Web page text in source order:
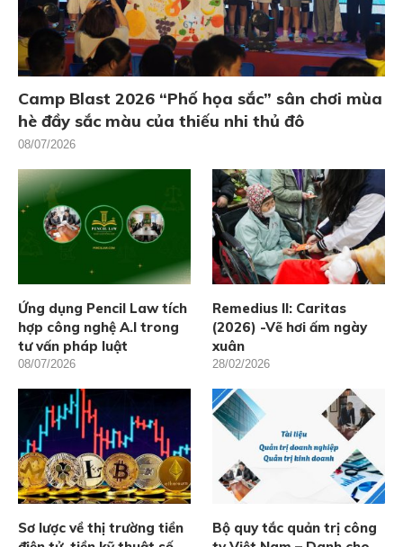
Camp Blast 2026 “Phố họa sắc” sân chơi mùa
hè đầy sắc màu của thiếu nhi thủ đô
08/07/2026
Ứng dụng Pencil Law tích
hợp công nghệ A.I trong
tư vấn pháp luật
08/07/2026
Remedius II: Caritas
(2026) -Vẽ hơi ấm ngày
xuân
28/02/2026
Sơ lược về thị trường tiền
Bộ quy tắc quản trị công